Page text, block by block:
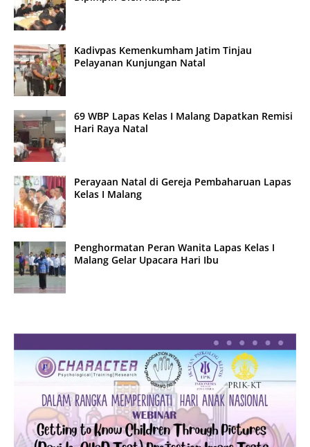
Kadivpas Kemenkumham Jatim Tinjau
Pelayanan Kunjungan Natal
69 WBP Lapas Kelas I Malang Dapatkan Remisi
Hari Raya Natal
Perayaan Natal di Gereja Pembaharuan Lapas
Kelas I Malang
Penghormatan Peran Wanita Lapas Kelas I
Malang Gelar Upacara Hari Ibu